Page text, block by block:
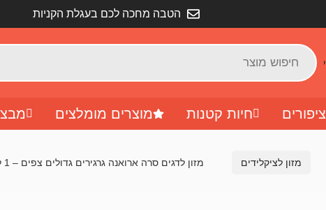
הטבה מחכה לכם בעגלת הקניות
ציפורים חיות קטנות מוצרים מומלצים
מזון לציקלידים מזון לדגים סרה ארואנה גרגירים גדולים צפים – 1 ליטר